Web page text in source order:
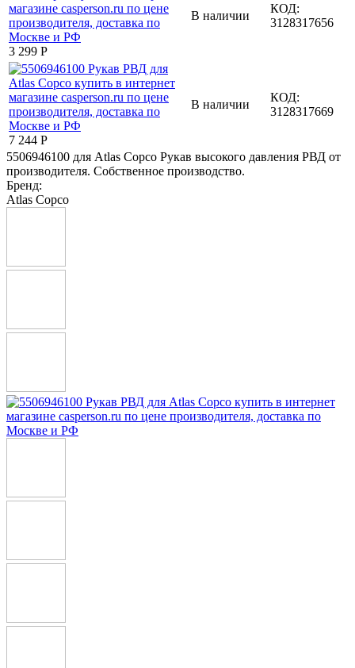
3 299 Р
В наличии
КОД:
3128317656
7 244 Р
В наличии
КОД:
3128317669
5506946100 для Atlas Copco Рукав высокого давления РВД от
производителя. Собственное производство.
Бренд:
Atlas Copco